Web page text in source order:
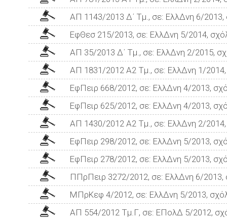
ΑΠ 1143/2013 Δ΄ Τμ., σε: ΕλλΔνη 6/
ΕφΘεσ 215/2013, σε: ΕλλΔνη 5/2014,
ΑΠ 35/2013 Δ΄ Τμ., σε: ΕλλΔνη 2/2015,
ΑΠ 1831/2012 Α2 Τμ., σε: ΕλλΔνη 1/
ΕφΠειρ 668/2012, σε: ΕλλΔνη 4/2013,
ΕφΠειρ 625/2012, σε: ΕλλΔνη 4/2013,
ΑΠ 1430/2012 Α2 Τμ., σε: ΕλλΔνη 2/
ΕφΠειρ 298/2012, σε: ΕλλΔνη 5/2013,
ΕφΠειρ 278/2012, σε: ΕλλΔνη 5/2013,
ΠΠρΠειρ 3272/2012, σε: ΕλλΔνη 6/
ΜΠρΚεφ 4/2012, σε: ΕλλΔνη 5/2013,
ΑΠ 554/2012 Τμ.Γ, σε: ΕΠολΔ 5/2012,